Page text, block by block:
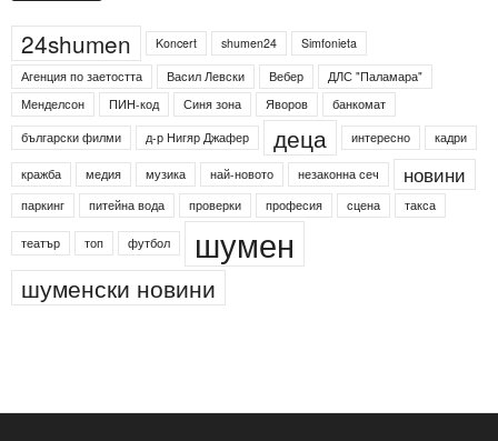
24shumen Koncert shumen24
Simfonieta
Агенция по заетостта
Васил Левски Вебер
ДЛС "Паламара"
Менделсон
ПИН-код Синя зона Яворов
банкомат
български филми
д-р Нигяр Джафер деца интересно кадри
кражба медия музика най-новото незаконна сеч новини
паркинг питейна вода проверки професия сцена такса
театър топ футбол шумен
шуменски новини